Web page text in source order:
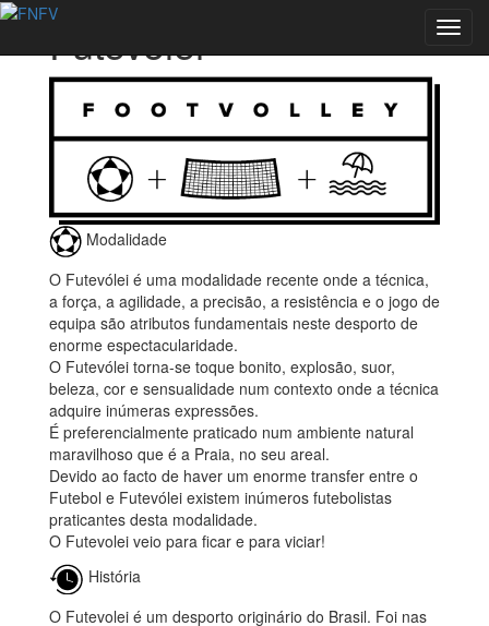
Futevólei
Modalidade
O Futevólei é uma modalidade recente onde a técnica,
a força, a agilidade, a precisão, a resistência e o jogo de
equipa são atributos fundamentais neste desporto de
enorme espectacularidade.
O Futevólei torna-se toque bonito, explosão, suor,
beleza, cor e sensualidade num contexto onde a técnica
adquire inúmeras expressões.
É preferencialmente praticado num ambiente natural
maravilhoso que é a Praia, no seu areal.
Devido ao facto de haver um enorme transfer entre o
Futebol e Futevólei existem inúmeros futebolistas
praticantes desta modalidade.
O Futevolei veio para ficar e para viciar!
História
O Futevolei é um desporto originário do Brasil. Foi nas